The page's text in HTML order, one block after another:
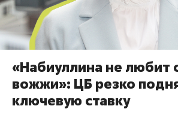
«Набиуллина не любит
вожжи»: ЦБ резко
ключевую ставку